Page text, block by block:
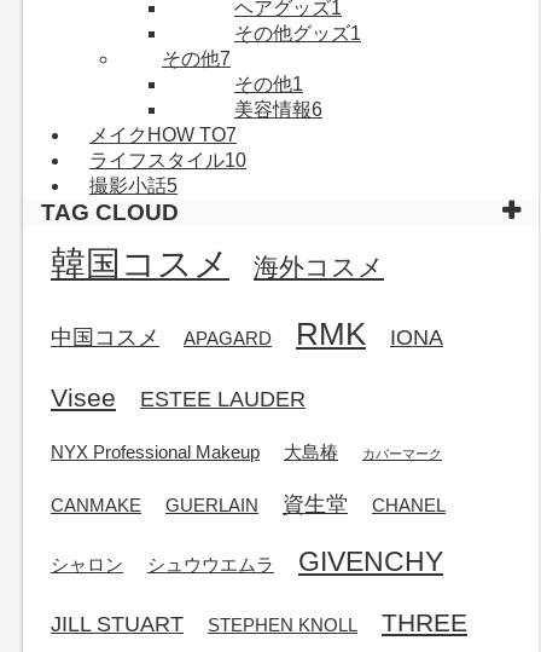
ヘアグッズ1
その他グッズ1
その他7
その他1
美容情報6
メイクHOW TO7
ライフスタイル10
撮影小話5
TAG CLOUD
韓国コスメ 海外コスメ
中国コスメ APAGARD RMK IONA
Visee ESTEE LAUDER
NYX Professional Makeup 大島椿 カバーマーク
CANMAKE GUERLAIN 資生堂 CHANEL
シャロン シュウウエムラ GIVENCHY
JILL STUART STEPHEN KNOLL THREE